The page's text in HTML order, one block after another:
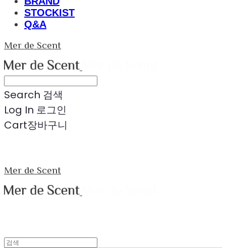
STOCKIST
Q&A
Mer de Scent
Search 검색
Log In 로그인
Cart장바구니
Mer de Scent